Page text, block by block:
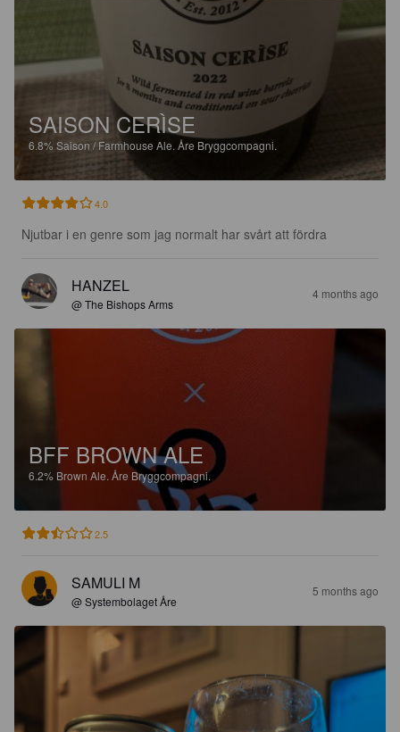
SAISON CERÌSE
6.8% Saison / Farmhouse Ale. Åre Bryggcompagni.
4.0
Njutbar i en genre som jag normalt har svårt att fördra
HANZEL
@ The Bishops Arms
4 months ago
BFF BROWN ALE
6.2% Brown Ale. Åre Bryggcompagni.
2.5
SAMULI M
@ Systembolaget Åre
5 months ago